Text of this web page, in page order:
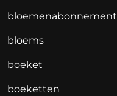
bloemenabonnement
bloems
boeket
boeketten